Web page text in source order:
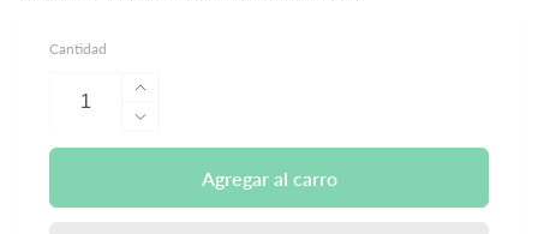
Cantidad
Aumentar
cantidad
para
Bloques
Reducir
cantidad
Bloques
Agregar al carro